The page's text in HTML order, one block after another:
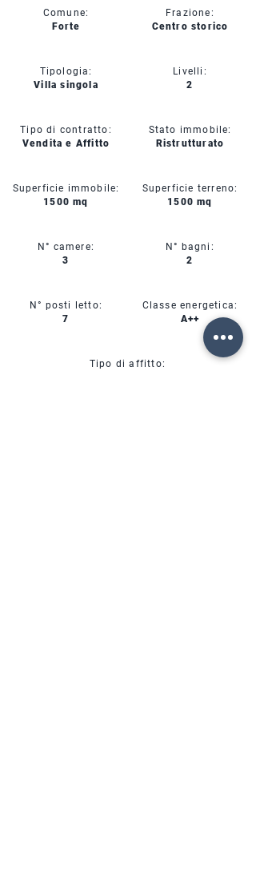
Comune:
Forte
Tipologia:
Villa singola
Tipo di contratto:
Vendita e Affitto
Superficie immobile:
1500 mq
N° camere:
3
N° posti letto:
7
Frazione:
Centro storico
Livelli:
2
Stato immobile:
Ristrutturato
Superficie terreno:
1500 mq
N° bagni:
2
Classe energetica:
A++
Tipo di affitto: